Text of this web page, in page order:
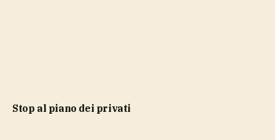
stop al piano dei privati